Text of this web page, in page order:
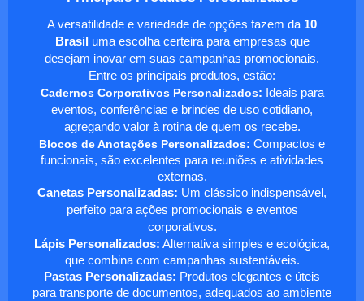
A versatilidade e variedade de opções fazem da 10
Brasil uma escolha certeira para empresas que
desejam inovar em suas campanhas promocionais.
Entre os principais produtos, estão:
Cadernos Corporativos Personalizados: Ideais para
eventos, conferências e brindes de uso cotidiano,
agregando valor à rotina de quem os recebe.
Blocos de Anotações Personalizados: Compactos e
funcionais, são excelentes para reuniões e atividades
externas.
Canetas Personalizadas: Um clássico indispensável,
perfeito para ações promocionais e eventos
corporativos.
Lápis Personalizados: Alternativa simples e ecológica,
que combina com campanhas sustentáveis.
Pastas Personalizadas: Produtos elegantes e úteis
para transporte de documentos, adequados ao ambiente